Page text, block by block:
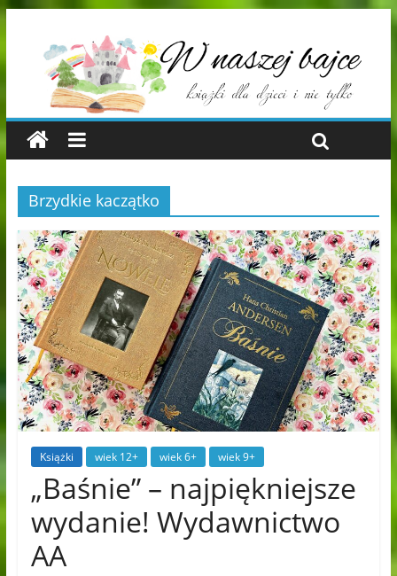
Brzydkie kaczątko
Książki wiek 12+ wiek 6+ wiek 9+
„Baśnie” – najpiękniejsze
wydanie! Wydawnictwo
AA